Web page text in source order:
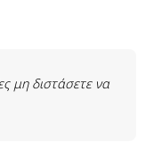
μη διστάσετε να